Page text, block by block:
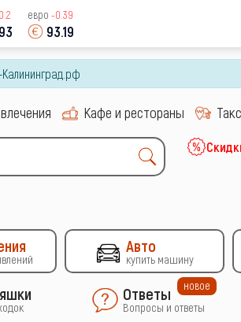
евро -0.39
93.19
Кафе и рестораны
Авто
купить машину
Ответы
Вопросы и ответы
новое